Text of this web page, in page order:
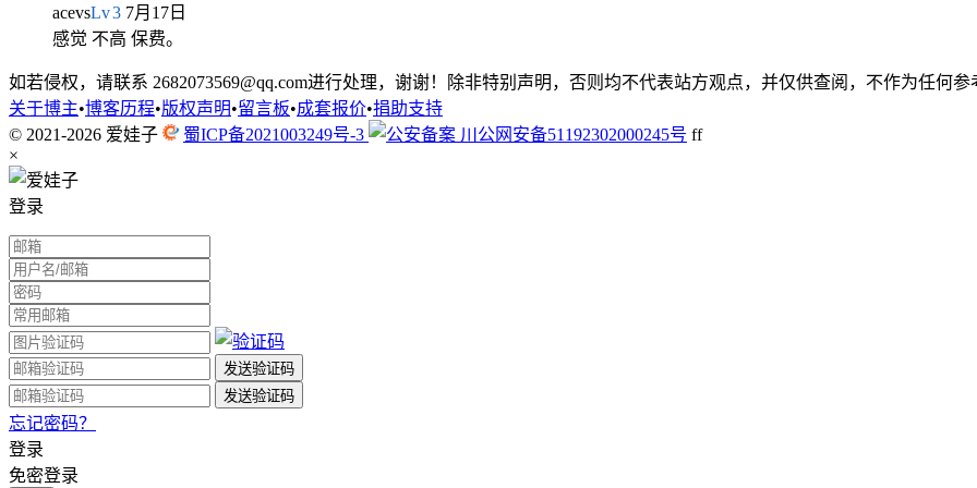
acevsLv3 7月17日
感觉 不高 保费。
如若侵权，请联系 2682073569@qq.com进行处理，谢谢！除非特别声明，否则均不代表站方观点，并仅供查阅，不作为任何参
关于博主•博客历程•版权声明•留言板•成套报价•捐助支持
© 2021-2026 爱娃子 蜀ICP备2021003249号-3 川公网安备51192302000245号 ff
×
登录
忘记密码？
登录
免密登录